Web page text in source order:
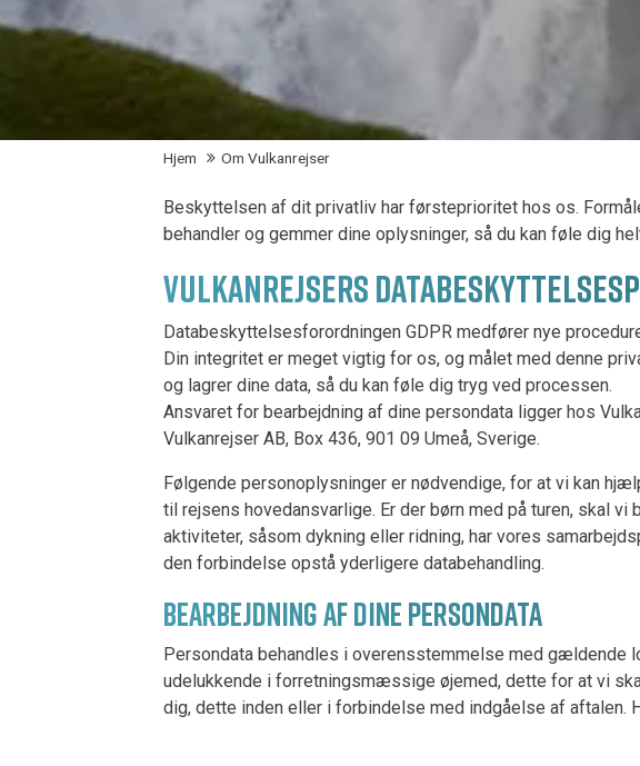
Hjem Om Vulkanrejser
Beskyttelsen af dit privatliv har førsteprioritet hos os.
behandler og gemmer dine oplysninger, så du kan føle dig
VULKANREJSERS
Databeskyttelsesforordningen GDPR medfører nye
Din integritet er meget vigtig for os, og målet med denne
og lagrer dine data, så du kan føle dig tryg ved processen.
Ansvaret for bearbejdning af dine persondata ligger hos
Vulkanrejser AB, Box 436, 901 09 Umeå, Sverige.
Følgende personoplysninger er nødvendige, for at vi kan
til rejsens hovedansvarlige. Er der børn med på turen, skal
aktiviteter, såsom dykning eller ridning, har vores
den forbindelse opstå yderligere databehandling.
BEARBEJDNING AF DINE PERSONDATA
Persondata behandles i overensstemmelse med gældende
udelukkende i forretningsmæssige øjemed, dette for at vi
dig, dette inden eller i forbindelse med indgåelse af aftalen.